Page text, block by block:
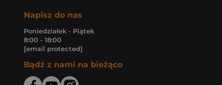
Napisz do nas
Poniedziałek - Piątek
8:00 - 18:00
[email protected]
Bądź z nami na bieżąco